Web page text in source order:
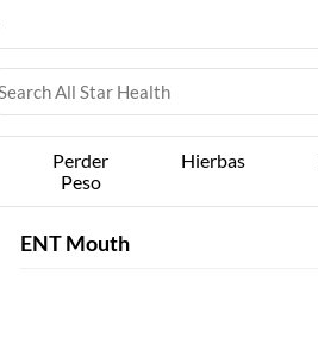
Perder
Peso
Hierbas
ENT Mouth